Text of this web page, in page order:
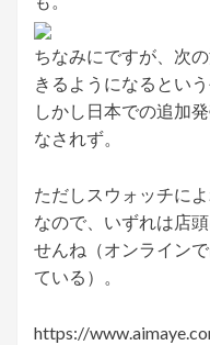
ちなみにですが、次
きるようになるとい
しかし日本での追加
なされず。
ただしスウォッチに
なので、いずれは店
せんね（オンライン
ている）。
https://